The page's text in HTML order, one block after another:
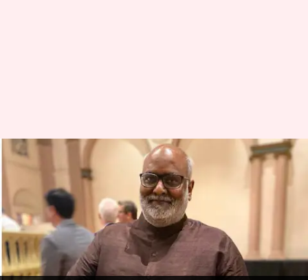
உலக அரங்கில்
விருதுகளை குவிக்கும்
RRR திரைப்படம்
எழுதியவர் Venkatalakshmi V Jan 16, 2023 11:48 am
செய்தி முன்னோட்டம்